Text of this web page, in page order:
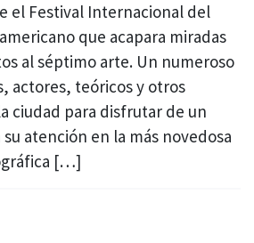
el Festival Internacional del
que acapara miradas
al séptimo arte. Un numeroso
actores, teóricos y otros
ciudad para disfrutar de un
atención en la más novedosa
[…]